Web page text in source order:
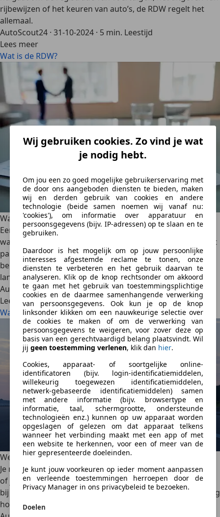
Wij gebruiken cookies. Zo vind je wat
je nodig hebt.
Om jou een zo goed mogelijke gebruikerservaring met
de door ons aangeboden diensten te bieden, maken
wij en derden gebruik van cookies en andere
technologie (beide samen noemen wij vanaf nu:
'cookies'), om informatie over apparatuur en
persoonsgegevens (bijv. IP-adressen) op te slaan en te
gebruiken.
Daardoor is het mogelijk om op jouw persoonlijke
interesses afgestemde reclame te tonen, onze
diensten te verbeteren en het gebruik daarvan te
analyseren. Klik op de knop rechtsonder om akkoord
te gaan met het gebruik van toestemmingsplichtige
cookies en de daarmee samenhangende verwerking
van persoonsgegevens. Ook kun je op de knop
linksonder klikken om een nauwkeurige selectie over
de cookies te maken of om de verwerking van
persoonsgegevens te weigeren, voor zover deze op
basis van een gerechtvaardigd belang plaatsvindt. Wil
jij geen toestemming verlenen, klik dan hier.
Cookies, apparaat- of soortgelijke online-
identificatoren (bijv. login-identificatiemiddelen,
willekeurig toegewezen identificatiemiddelen,
netwerk-gebaseerde identificatiemiddelen) samen
met andere informatie (bijv. browsertype en
informatie, taal, schermgrootte, ondersteunde
technologieën enz.) kunnen op uw apparaat worden
opgeslagen of gelezen om dat apparaat telkens
wanneer het verbinding maakt met een app of met
een website te herkennen, voor een of meer van de
hier gepresenteerde doeleinden.
Je kunt jouw voorkeuren op ieder moment aanpassen
en verleende toestemmingen herroepen door de
Privacy Manager in ons privacybeleid te bezoeken.
Doelen
rijbewijzen of het keuren van auto’s, de RDW regelt het
allemaal.
AutoScout24 · 31-10-2024 · 5 min. Leestijd
Lees meer
Wat is de RDW?
Wat is een vrijwaringsbewijs?
Een vrijwaringsbewijs is een document dat je ontvangt
wanneer je een auto verkoopt of naar de sloop brengt. Dit
papiertje lijkt misschien niet zo bijzonder, maar het is erg
belangrijk. Het geeft namelijk officieel aan dat je niet
langer verantwoordelijk bent voor de auto.
AutoScout24·31-10-2024·6 min. Leestijd
Lees meer
Wat is een vrijwaringsbewijs?
Welk autolicht overdag?
Je rijdt op overdag door de stad en vraagt je misschien af
of je verlichting moet voeren. Dat brengt ons automatisch
bij de regels op het gebied van autoverlichting. Weet jij nog
hoe het zit met verlichting? Tijd voor wat opheldering.